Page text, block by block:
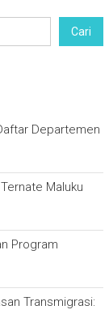
Cari
Departemen
Maluku
Program
Transmigrasi: